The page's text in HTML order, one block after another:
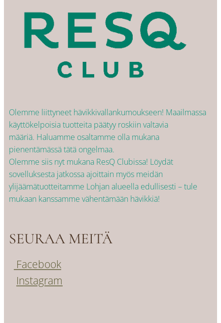
Olemme liittyneet hävikkivallankumoukseen! Maailmassa
käyttökelpoisia tuotteita päätyy roskiin valtavia
määriä. Haluamme osaltamme olla mukana
pienentämässä tätä ongelmaa.
Olemme siis nyt mukana ResQ Clubissa! Löydät
sovelluksesta jatkossa ajoittain myös meidän
ylijäämätuotteitamme Lohjan alueella edullisesti – tule
mukaan kanssamme vähentämään hävikkiä!
SEURAA MEITÄ
Facebook
Instagram